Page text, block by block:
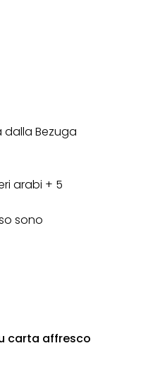
Bezuga
arabi + 5
sono
carta affresco